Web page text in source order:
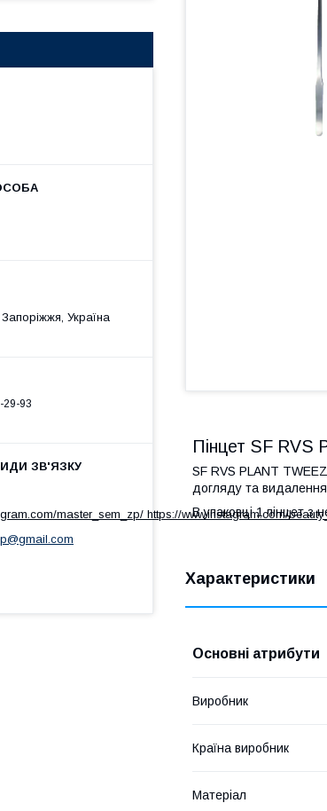
Пінцет SF RVS
SF RVS PLANT
догляду та видалення
В упаковці 1 пінцет з
Характеристики
Основні атрибути
Виробник
Країна виробник
Матеріал
Україна
29-93
master_sem_zp/ https://www.instagram.com/